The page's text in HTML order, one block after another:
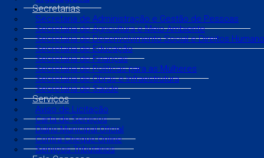
Secretarias
Secretaria de Administração e Gestão de Pessoas
Secretaria de Agricultura e Meio Ambiente
Secretaria de Desenvolvimento Social e Direitos
Secretaria de Educação
Secretaria de Finanças
Secretaria de Políticas para as Mulheres
Secretaria de Obras e Infraestrutura
Secretaria de Saúde
Serviços
Aviso de Licitação
Carta de Serviços
Diário Municipal Oficial
Contra Cheque Online
Serviços Tributários